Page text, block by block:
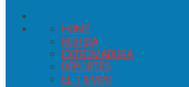
HOME
MÉRIDA
EXTREMADURA
DEPORTES
EL TIEMPO